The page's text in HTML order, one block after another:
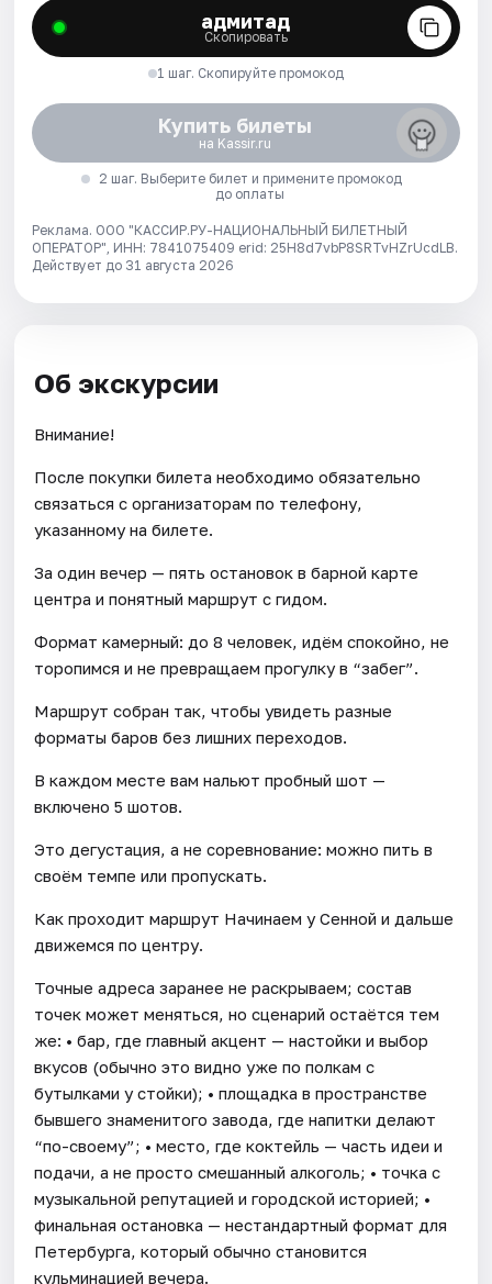
адмитад
Скопировать
1 шаг. Скопируйте промокод
Купить билеты
на Kassir.ru
2 шаг. Выберите билет и примените промокод
до оплаты
Реклама. ООО "КАССИР.РУ-НАЦИОНАЛЬНЫЙ БИЛЕТНЫЙ
ОПЕРАТОР", ИНН: 7841075409 erid: 25H8d7vbP8SRTvHZrUcdLB.
Действует до 31 августа 2026
Об экскурсии
Внимание!
После покупки билета необходимо обязательно
связаться с организаторам по телефону,
указанному на билете.
За один вечер — пять остановок в барной карте
центра и понятный маршрут с гидом.
Формат камерный: до 8 человек, идём спокойно, не
торопимся и не превращаем прогулку в “забег”.
Маршрут собран так, чтобы увидеть разные
форматы баров без лишних переходов.
В каждом месте вам нальют пробный шот —
включено 5 шотов.
Это дегустация, а не соревнование: можно пить в
своём темпе или пропускать.
Как проходит маршрут Начинаем у Сенной и дальше
движемся по центру.
Точные адреса заранее не раскрываем; состав
точек может меняться, но сценарий остаётся тем
же: • бар, где главный акцент — настойки и выбор
вкусов (обычно это видно уже по полкам с
бутылками у стойки); • площадка в пространстве
бывшего знаменитого завода, где напитки делают
“по-своему”; • место, где коктейль — часть идеи и
подачи, а не просто смешанный алкоголь; • точка с
музыкальной репутацией и городской историей; •
финальная остановка — нестандартный формат для
Петербурга, который обычно становится
кульминацией вечера.